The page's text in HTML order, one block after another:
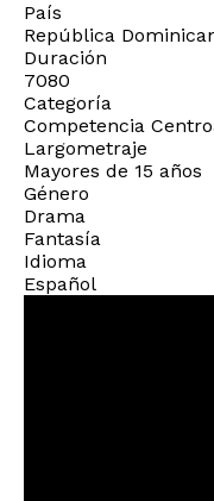
País
República
Duración
7080
Categoría
Competencia
Largometraje
Mayores de 15 años
Género
Drama
Fantasía
Idioma
Español